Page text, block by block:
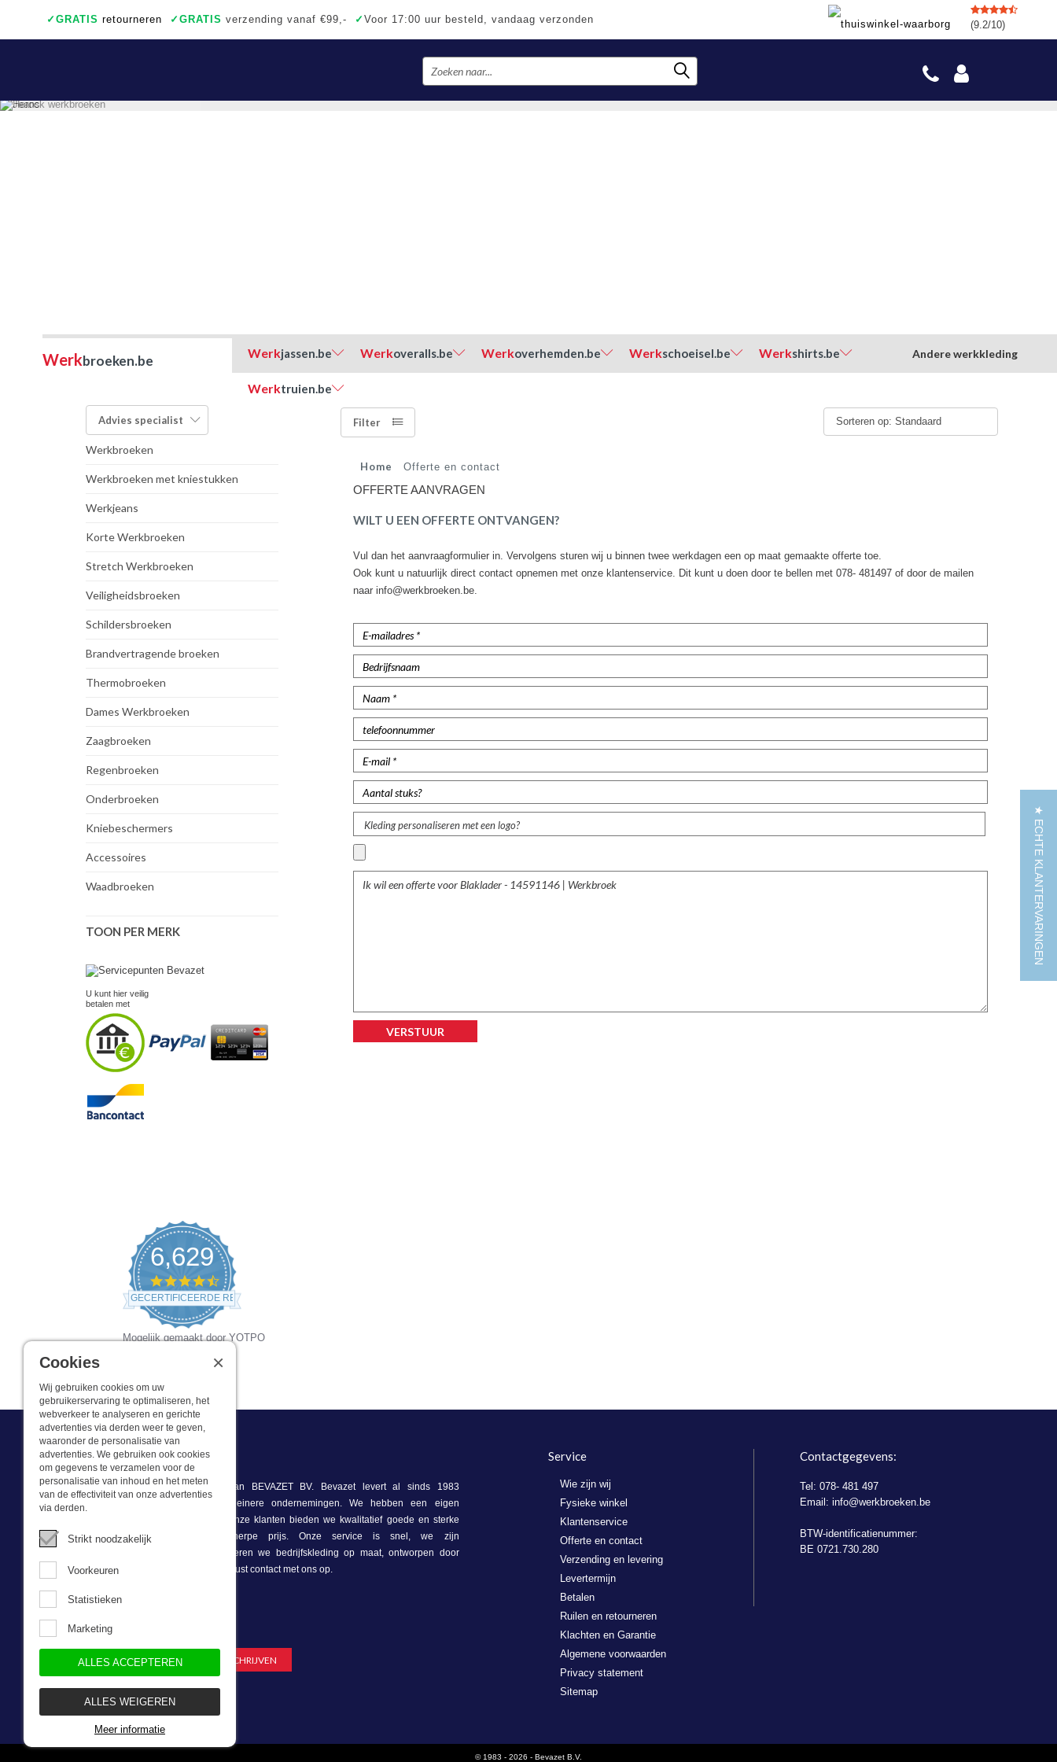
✓ GRATIS retourneren ✓ GRATIS verzending vanaf €99,- ✓ Voor 17:00 uur besteld, vandaag verzonden (9.2/10)
Werkbroeken.be Werkjassen.be Werkoveralls.be Werkoverhemden.be Werkschoeisel.be Werkshirts.be
Werktruien.be
Andere werkkleding
FILTER OP TYPE:
Werkbroeken
Werkbroeken met kniestukken
Werkjeans
Korte Werkbroeken
Stretch Werkbroeken
Veiligheidsbroeken
Schildersbroeken
Brandvertragende broeken
Thermobroeken
Dames Werkbroeken
Zaagbroeken
Regenbroeken
Onderbroeken
Kniebeschermers
Accessoires
Waadbroeken
TOON PER MERK
U kunt hier veilig
betalen met
6,629
4.5
star
rating
GECERTIFICEERDE REVIEWS
Mogelijk gemaakt door YOTPO
Filter
Advies specialist Sorteren op: Standaard
Home Offerte en contact
OFFERTE AANVRAGEN
WILT U EEN OFFERTE ONTVANGEN?
Vul dan het aanvraagformulier in. Vervolgens sturen wij u binnen twee werkdagen een op maat gemaakte offerte toe.
Ook kunt u natuurlijk direct contact opnemen met onze klantenservice. Dit kunt u doen door te bellen met 078- 481497 of door de mailen
naar info@werkbroeken.be.
Kleding personaliseren met een logo?
Service
Wie zijn wij
Fysieke winkel
Klantenservice
Offerte en contact
Verzending en levering
Levertermijn
Betalen
Ruilen en retourneren
Klachten en Garantie
Algemene voorwaarden
Privacy statement
Sitemap
Contactgegevens:
Tel: 078- 481 497
Email:info@werkbroeken.be
BTW-identificatienummer:
BE 0721.730.280
Wat we doen
Deze webshop is onderdeel van BEVAZET BV. Bevazet levert al sinds 1983
bedrijfskleding aan grote en kleinere ondernemingen. We hebben een eigen
winkel/showroom in Brandwijk. Onze klanten bieden we kwalitatief goede en sterke
bedrijfskleding tegen een scherpe prijs. Onze service is snel, we zijn
voorraadhoudend, daarnaast leveren we bedrijfskleding op maat, ontworpen door
onze eigen ontwerpster. Neem gerust contact met ons op.
Nieuwsbrief
© 1983 - 2026 - Bevazet B.V.
Cookies
Wij gebruiken cookies om uw
gebruikerservaring te optimaliseren, het
webverkeer te analyseren en gerichte
advertenties via derden weer te geven,
waaronder de personalisatie van
advertenties. We gebruiken ook cookies
om gegevens te verzamelen voor de
personalisatie van inhoud en het meten
van de effectiviteit van onze advertenties
via derden.
Strikt noodzakelijk
Voorkeuren
Statistieken
Marketing
ALLES ACCEPTEREN
ALLES WEIGEREN
Meer informatie
×
★ ECHTE KLANTERVARINGEN